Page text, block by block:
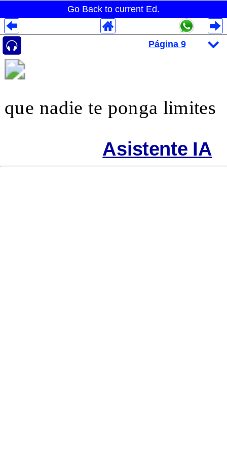
Go Back to current Ed.
que nadie te ponga limites
Asistente IA
Despliegues Analytics
Despliegues Totales
Despliegues por Rubros